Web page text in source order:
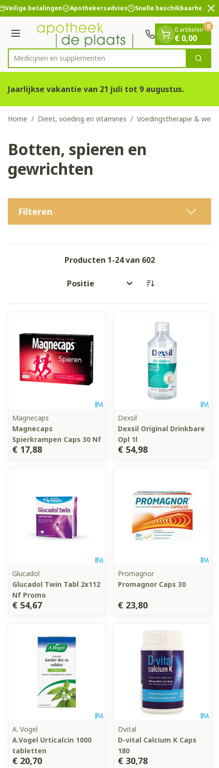
Ga naar de inhoud
2 van 2
Veilige betalingen Apothekersadvies Snelle beschikbaarheid
Menu
Product, merk, categorie...
Medicijne Zoek
0 artikelen
€ 0,00
0
Jaarlijkse vakantie van 21 juli tot 9 augustus.
Home / Dieet, voeding en vitamines / Voedingstherapie &
Botten, spieren en
gewrichten
Filteren
Producten 1-24van 602
Sorteer op:
Magnecaps
Magnecaps
Spierkrampen Caps 30 Nf
€ 17,88
Dexsil
Dexsil Original Drinkbare
Opl 1l
€ 54,98
Glucadol
Glucadol Twin Tabl 2x112
Nf Promo
€ 54,67
Promagnor
Promagnor Caps 30
€ 23,80
A. Vogel
A.Vogel Urticalcin 1000
tabletten
€ 20,70
Dvital
D-vital Calcium K Caps
180
€ 30,78